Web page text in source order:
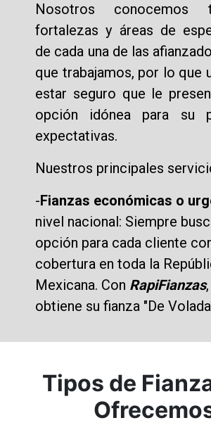
Nosotros conocemos
fortalezas y áreas de
de cada una de las
que trabajamos, por lo que
estar seguro que le
opción idónea para su
expectativas.
Nuestros principales
-Fianzas económicas o
nivel nacional: Siempre
opción para cada cliente
cobertura en toda la
Mexicana. Con RapiFianzas
obtiene su fianza "De
Tipos de